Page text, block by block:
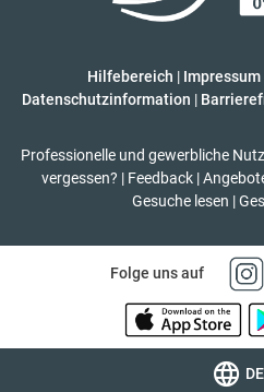
Hilfebereich | Impressum
Datenschutzinformation |
Professionelle und gewerbliche
vergessen? | Feedback |
Gesuche lesen |
Folge uns auf
DE